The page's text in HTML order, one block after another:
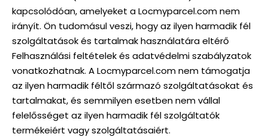
kapcsolódóan, amelyeket a Locmyparcel.com nem
irányít. Ön tudomásul veszi, hogy az ilyen harmadik fél
szolgáltatások és tartalmak használatára eltérő
Felhasználási feltételek és adatvédelmi szabályzatok
vonatkozhatnak. A Locmyparcel.com nem támogatja
az ilyen harmadik féltől származó szolgáltatásokat és
tartalmakat, és semmilyen esetben nem vállal
felelősséget az ilyen harmadik fél szolgáltatók
termékeiért vagy szolgáltatásaiért.